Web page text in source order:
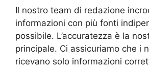
Il nostro team di redazione
informazioni con più fonti
possibile. L’accuratezza è la
principale. Ci assicuriamo che i
ricevano solo informazioni